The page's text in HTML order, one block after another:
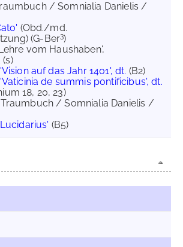
/ Somnialia Danielis /
(Obd./md.
(G-Ber3)
vom Haushaben',
'Vision auf das Jahr 1401', dt. (B2)
'Vaticinia de summis pontificibus', dt.
18, 20, 23)
Traumbuch / Somnialia Danielis /
(B5)